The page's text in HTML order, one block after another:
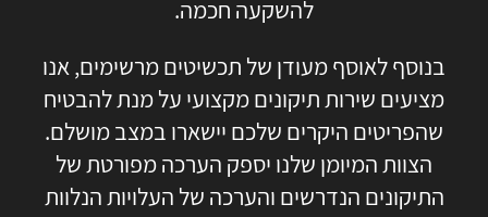
להשקעה חכמה.
בנוסף לאוסף מעודן של תכשיטים מרשימים, אנו
מציעים שירות תיקונים מקצועי על מנת להבטיח
שהפריטים היקרים שלכם יישארו במצב מושלם.
הצוות המיומן שלנו יספק הערכה מפורטת של
התיקונים הנדרשים והערכה של העלויות הנלוות